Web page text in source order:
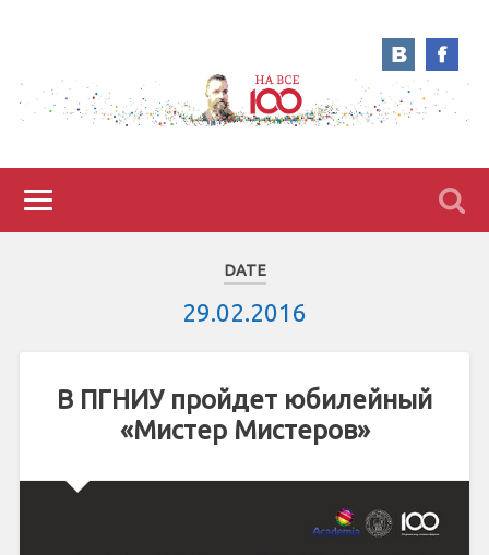
DATE
29.02.2016
В ПГНИУ пройдет юбилейный
«Мистер Мистеров»